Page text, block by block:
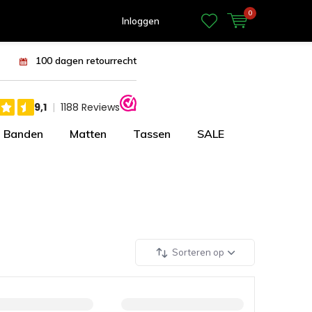
Inloggen
0
100 dagen retourrecht
Banden Matten Tassen SALE
Sorteren op